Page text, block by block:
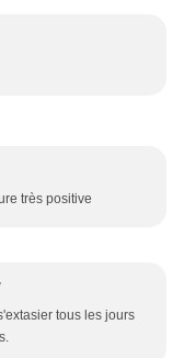
très positive
tous les jours